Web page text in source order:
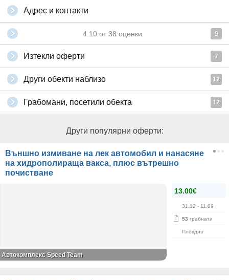
Адрес и контакти
4.10 от 38 оценки 9
Изтекли оферти 7
Други обекти наблизо 12
Грабомани, посетили обекта 12
Други популярни оферти:
Външно измиване на лек автомобил и нанасяне
на хидрополираща вакса, плюс вътрешно
почистване
13.00€
31.12 - 11.09
53 грабнати
Пловдив
Автокомплекс Speed Team